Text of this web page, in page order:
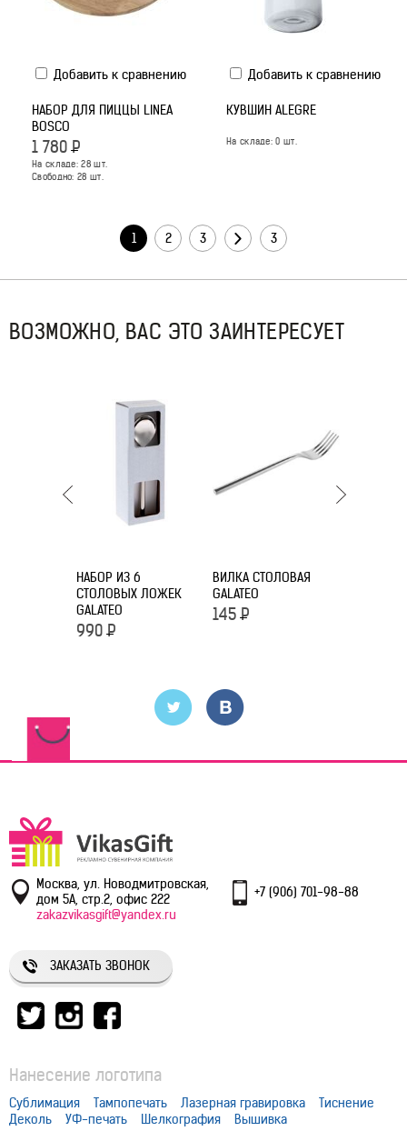
Добавить к сравнению
НАБОР ДЛЯ ПИЦЦЫ LINEA
BOSCO
1 780 Р
На складе:28шт.
Свободно: 28 шт.
Добавить к сравнению
КУВШИН ALEGRE
На складе:0 шт.
1 2 3 3
ВОЗМОЖНО, ВАС ЭТО ЗАИНТЕРЕСУЕТ
НАБОР ИЗ 6
СТОЛОВЫХ ЛОЖЕК
GALATEO
990 Р
ВИЛКА СТОЛОВАЯ
GALATEO
145 Р
Москва, ул. Новодмитровская,
дом 5А, стр.2, офис 222
+7 (906) 701-98-88
zakazvikasgift@yandex.ru
ЗАКАЗАТЬ ЗВОНОК
Нанесение логотипа
Сублимация Тампопечать Лазерная гравировка
Тиснение
Деколь
УФ-печать Шелкография Вышивка